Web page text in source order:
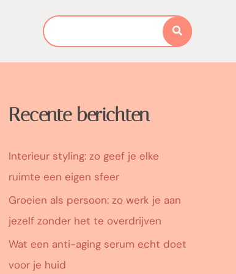
Search
for:
Recente berichten
Interieur styling: zo geef je elke
ruimte een eigen sfeer
Groeien als persoon: zo werk je aan
jezelf zonder het te overdrijven
Wat een anti-aging serum echt doet
voor je huid